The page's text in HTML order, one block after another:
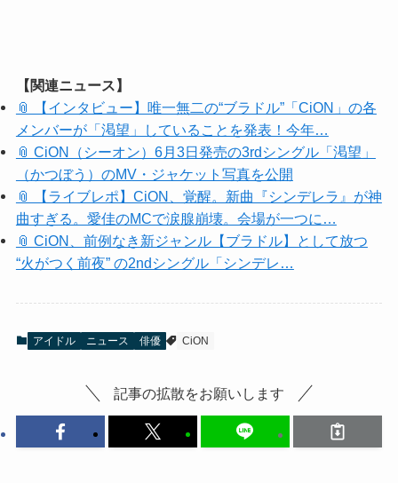
【関連ニュース】
📎 【インタビュー】唯一無二の“ブラドル”「CiON」の各
メンバーが「渇望」していることを発表！今年…
📎 CiON（シーオン）6月3日発売の3rdシングル「渇望」
（かつぼう）のMV・ジャケット写真を公開
📎 【ライブレポ】CiON、覚醒。新曲『シンデレラ』が神
曲すぎる。愛佳のMCで涙腺崩壊。会場が一つに…
📎 CiON、前例なき新ジャンル【ブラドル】として放つ
“火がつく前夜” の2ndシングル「シンデレ…
アイドル ニュース 俳優 CiON
記事の拡散をお願いします